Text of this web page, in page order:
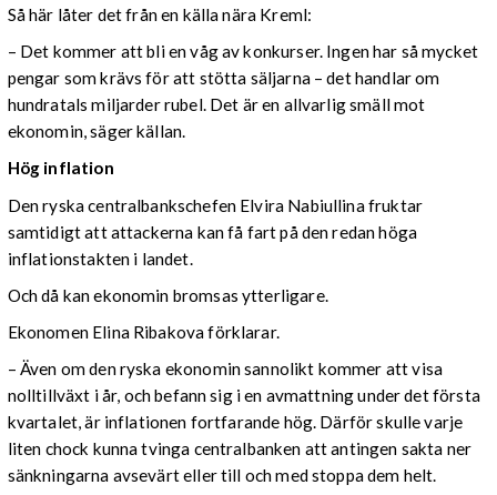
Så här låter det från en källa nära Kreml:
– Det kommer att bli en våg av konkurser. Ingen har så mycket
pengar som krävs för att stötta säljarna – det handlar om
hundratals miljarder rubel. Det är en allvarlig smäll mot
ekonomin, säger källan.
Hög inflation
Den ryska centralbankschefen Elvira Nabiullina fruktar
samtidigt att attackerna kan få fart på den redan höga
inflationstakten i landet.
Och då kan ekonomin bromsas ytterligare.
Ekonomen Elina Ribakova förklarar.
– Även om den ryska ekonomin sannolikt kommer att visa
nolltillväxt i år, och befann sig i en avmattning under det första
kvartalet, är inflationen fortfarande hög. Därför skulle varje
liten chock kunna tvinga centralbanken att antingen sakta ner
sänkningarna avsevärt eller till och med stoppa dem helt.